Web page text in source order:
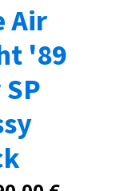
Air
'89